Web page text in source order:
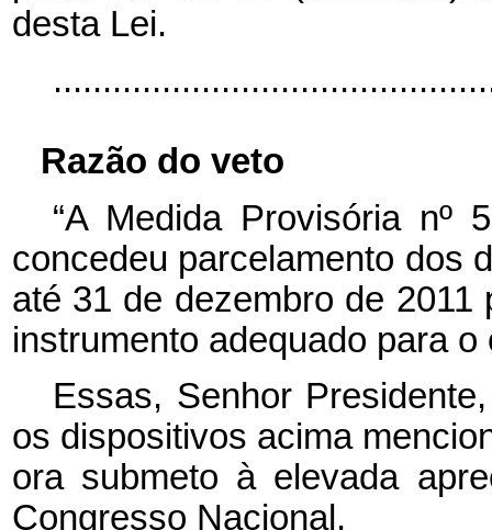
desta Lei.
Razão do veto
“A Medida Provisória
concedeu parcelamento dos
até 31 de dezembro de
instrumento adequado para o
Essas, Senhor
os dispositivos acima
ora submeto à elevada
Congresso Nacional.